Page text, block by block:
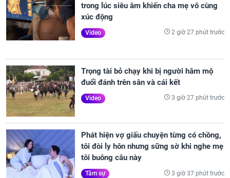
trong lúc siêu âm khiến cha mẹ vô cùng
xúc động
Video 2 giờ 27 phút trước
Trọng tài bỏ chạy khi bị người hâm mộ
đuổi đánh trên sân và cái kết
Video 3 giờ 27 phút trước
Phát hiện vợ giấu chuyện từng có chồng,
tôi đòi ly hôn nhưng sững sờ khi nghe mẹ
tôi buông câu này
Tâm sự 3 giờ 37 phút trước